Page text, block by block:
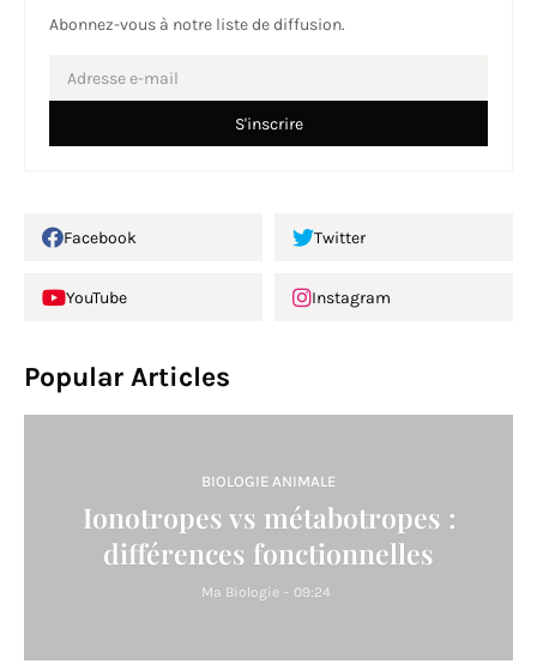
Abonnez-vous à notre liste de diffusion.
Facebook Twitter
YouTube Instagram
Popular Articles
BIOLOGIE ANIMALE
Ionotropes vs métabotropes :
différences fonctionnelles
Ma Biologie - 09:24